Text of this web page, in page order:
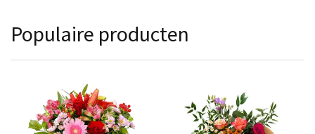
Populaire producten